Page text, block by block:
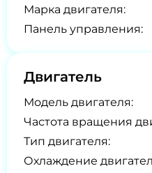
Марка двигателя:
Панель управления:
Двигатель
Модель двигателя:
Частота вращения
Тип двигателя:
Охлаждение